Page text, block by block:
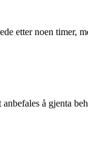
etter noen timer,
å gjenta